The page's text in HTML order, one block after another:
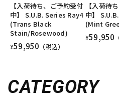
【入荷待ち、ご予約受付
中】 S.U.B. Series Ray4
(Trans Black
Stain/Rosewood)
¥59,950 （税込）
【入荷待
中】
(Mint
¥59,950
CATEGORY